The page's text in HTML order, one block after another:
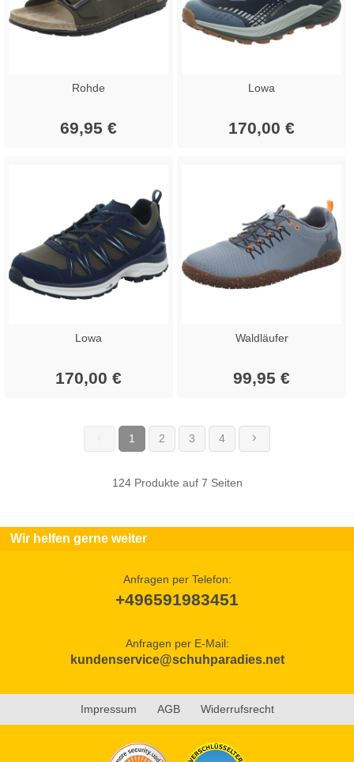
Rohde
69,95 €
Lowa
170,00 €
Lowa
170,00 €
Waldläufer
99,95 €
1 (current)
2 3 4
124 Produkte auf 7 Seiten
Wir helfen gerne weiter
Anfragen per Telefon:
+496591983451
Anfragen per E-Mail:
kundenservice@schuhparadies.net
Impressum AGB Widerrufsrecht